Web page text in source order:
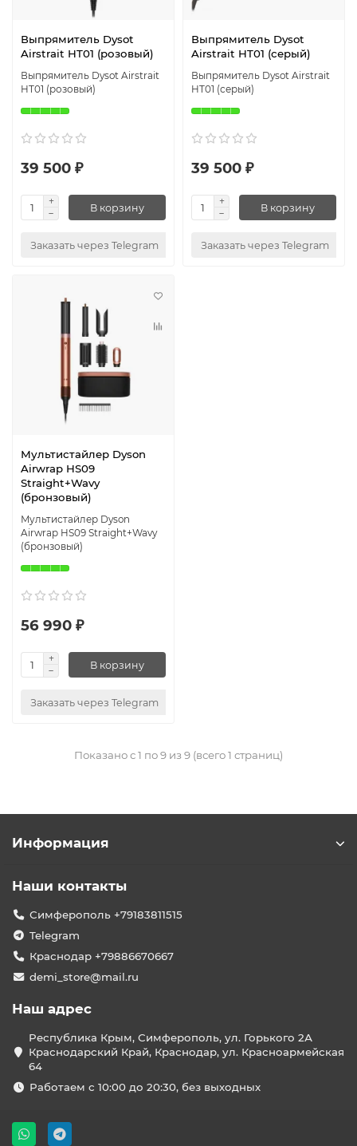
Выпрямитель Dysot
Airstrait HT01 (розовый)
Выпрямитель Dysot Airstrait
HT01 (розовый)
39 500 ₽
В корзину
Заказать через Telegram
Выпрямитель Dysot
Airstrait HT01 (серый)
Выпрямитель Dysot Airstrait
HT01 (серый)
39 500 ₽
В корзину
Заказать через Telegram
Мультистайлер Dyson
Airwrap HS09
Straight+Wavy
(бронзовый)
Мультистайлер Dyson
Airwrap HS09 Straight+Wavy
(бронзовый)
56 990 ₽
В корзину
Заказать через Telegram
Показано с 1 по 9 из 9 (всего 1 страниц)
Информация
Наши контакты
Симферополь +79183811515
Telegram
Краснодар +79886670667
demi_store@mail.ru
Наш адрес
Республика Крым, Симферополь, ул. Горького 2А
Краснодарский Край, Краснодар, ул. Красноармейская
64
Работаем с 10:00 до 20:30, без выходных